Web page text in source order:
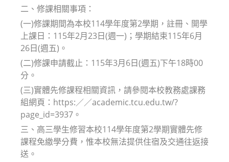
二、修課相關事項：
(一)修課期間為本校114學年度第2學期，註冊、開學
上課日：115年2月23日(週一)；學期結束115年6月
26日(週五)。
(二)修課申請截止：115年3月6日(週五)下午18時00
分。
(三)實體先修課程相關資訊，請參閱本校教務處課務
組網頁：https:／／academic.tcu.edu.tw/?
page_id=3937。
三、高三學生修習本校114學年度第2學期實體先修
課程免繳學分費，惟本校無法提供住宿及交通往返接
送。